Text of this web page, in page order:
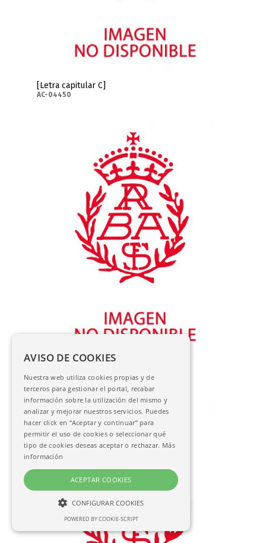
[Letra capitular C]
AC-04450
AC-04451
AVISO DE COOKIES
Nuestra web utiliza cookies propias y de
terceros para gestionar el portal, recabar
información sobre la utilización del mismo y
analizar y mejorar nuestros servicios. Puedes
hacer click en “Aceptar y continuar” para
permitir el uso de cookies o seleccionar qué
tipo de cookies deseas aceptar o rechazar. Más
información
ACEPTAR COOKIES
CONFIGURAR COOKIES
NECESARIASPOWERED BY COOKIE-SCRIPT